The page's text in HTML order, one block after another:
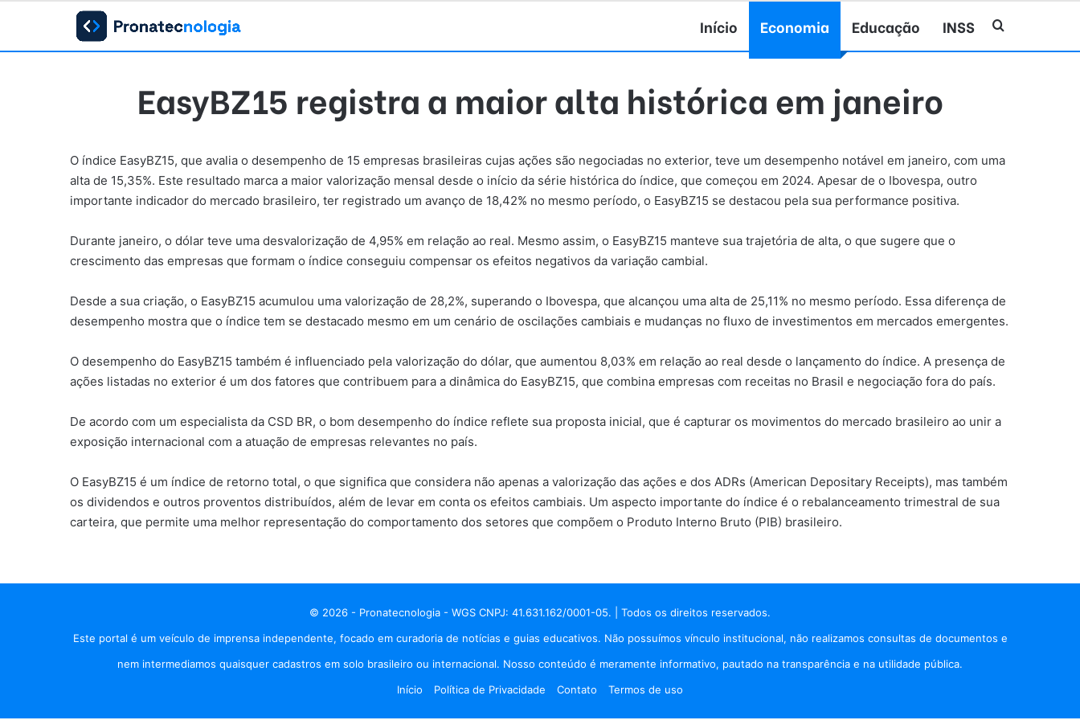
Início Economia Educação INSS Procurar por
EasyBZ15 registra a maior alta histórica em janeiro
O índice EasyBZ15, que avalia o desempenho de 15 empresas brasileiras cujas ações são negociadas no exterior, teve um desempenho notável em janeiro, com uma
alta de 15,35%. Este resultado marca a maior valorização mensal desde o início da série histórica do índice, que começou em 2024. Apesar de o Ibovespa, outro
importante indicador do mercado brasileiro, ter registrado um avanço de 18,42% no mesmo período, o EasyBZ15 se destacou pela sua performance positiva.
Durante janeiro, o dólar teve uma desvalorização de 4,95% em relação ao real. Mesmo assim, o EasyBZ15 manteve sua trajetória de alta, o que sugere que o
crescimento das empresas que formam o índice conseguiu compensar os efeitos negativos da variação cambial.
Desde a sua criação, o EasyBZ15 acumulou uma valorização de 28,2%, superando o Ibovespa, que alcançou uma alta de 25,11% no mesmo período. Essa diferença de
desempenho mostra que o índice tem se destacado mesmo em um cenário de oscilações cambiais e mudanças no fluxo de investimentos em mercados emergentes.
O desempenho do EasyBZ15 também é influenciado pela valorização do dólar, que aumentou 8,03% em relação ao real desde o lançamento do índice. A presença de
ações listadas no exterior é um dos fatores que contribuem para a dinâmica do EasyBZ15, que combina empresas com receitas no Brasil e negociação fora do país.
De acordo com um especialista da CSD BR, o bom desempenho do índice reflete sua proposta inicial, que é capturar os movimentos do mercado brasileiro ao unir a
exposição internacional com a atuação de empresas relevantes no país.
O EasyBZ15 é um índice de retorno total, o que significa que considera não apenas a valorização das ações e dos ADRs (American Depositary Receipts), mas também
os dividendos e outros proventos distribuídos, além de levar em conta os efeitos cambiais. Um aspecto importante do índice é o rebalanceamento trimestral de sua
carteira, que permite uma melhor representação do comportamento dos setores que compõem o Produto Interno Bruto (PIB) brasileiro.
© 2026 - Pronatecnologia - WGS CNPJ: 41.631.162/0001-05. | Todos os direitos reservados.
Este portal é um veículo de imprensa independente, focado em curadoria de notícias e guias educativos. Não possuímos vínculo institucional, não realizamos consultas de documentos e
nem intermediamos quaisquer cadastros em solo brasileiro ou internacional. Nosso conteúdo é meramente informativo, pautado na transparência e na utilidade pública.
Início
Política de Privacidade Contato Termos de uso